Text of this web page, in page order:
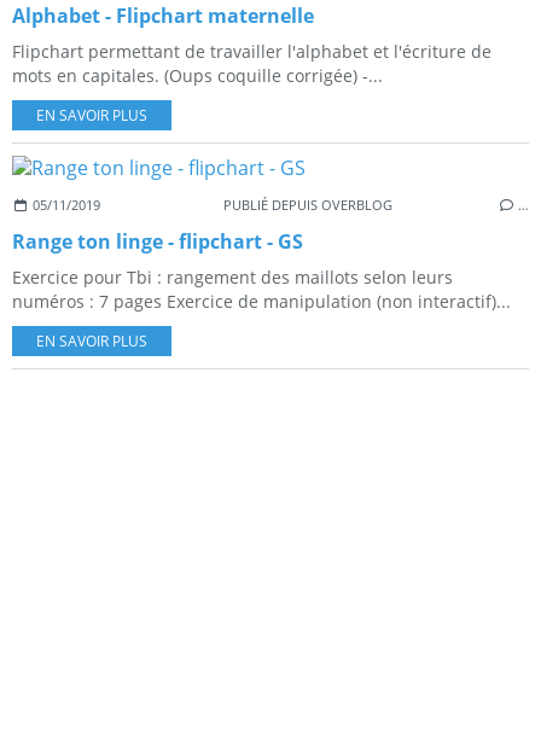
Alphabet - Flipchart maternelle
Flipchart permettant de travailler l'alphabet et l'écriture de
mots en capitales. (Oups coquille corrigée) -...
EN SAVOIR PLUS
05/11/2019 PUBLIÉ DEPUIS OVERBLOG …
Range ton linge - flipchart - GS
Exercice pour Tbi : rangement des maillots selon leurs
numéros : 7 pages Exercice de manipulation (non interactif)...
EN SAVOIR PLUS